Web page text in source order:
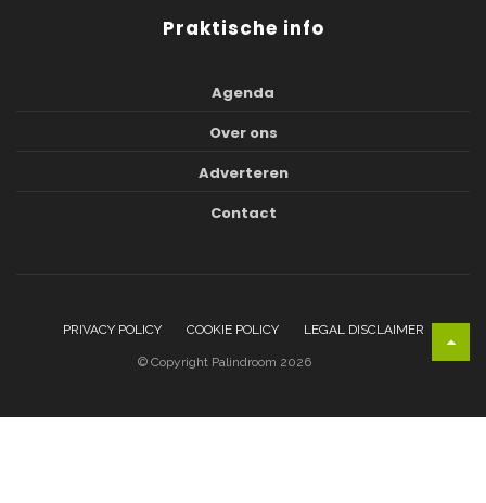
Praktische info
Agenda
Over ons
Adverteren
Contact
PRIVACY POLICY COOKIE POLICY LEGAL DISCLAIMER
© Copyright Palindroom 2026